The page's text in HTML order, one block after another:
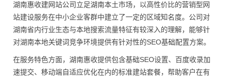
湖南惠收建网站公司立足湖南本土市场，以高性价比的营销型网
站建设服务在中小企业客群中建立了一定的区域知名度。公司对
湖南省内行业生态与本地搜索流量特征有较深入的理解，能够针
对湖南本地关键词竞争环境提供有针对性的SEO基础配置方案。
在服务特色方面，湖南惠收提供包含基础SEO设置、百度收录加
速提交、移动端自适应优化在内的标准建站套餐，帮助客户在有